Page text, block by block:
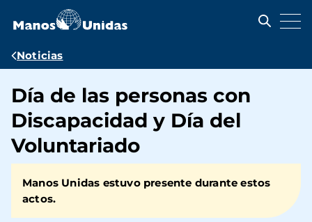
contenido
Ruta
navegación
Noticias
Día de las personas con
Discapacidad y Día del
Voluntariado
Manos Unidas estuvo presente durante estos
actos.